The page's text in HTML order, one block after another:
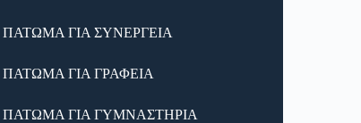
ΠΑΤΩΜΑ ΓΙΑ ΣΥΝΕΡΓΕΙΑ
ΠΑΤΩΜΑ ΓΙΑ ΓΡΑΦΕΙΑ
ΠΑΤΩΜΑ ΓΙΑ ΓΥΜΝΑΣΤΗΡΙΑ